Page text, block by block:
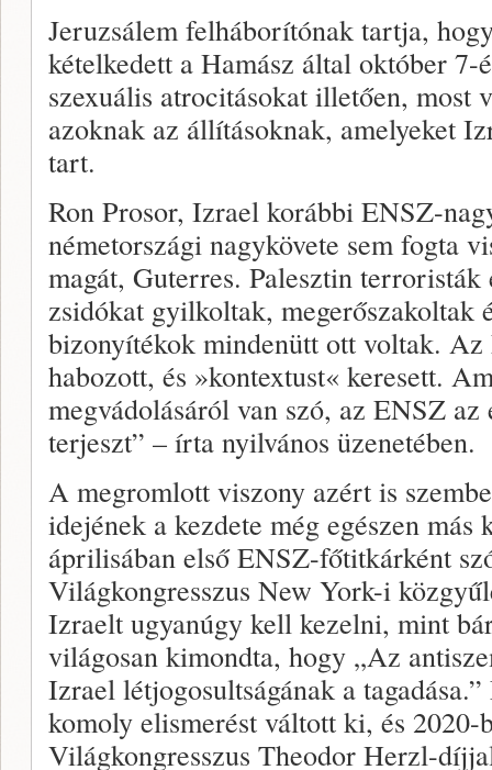
Jeruzsálem felháborítónak tartja,
kételkedett a Hamász által október
szexuális atrocitásokat illetően, most
azoknak az állításoknak, amelyeket
tart.
Ron Prosor, Izrael korábbi ENSZ-
németországi nagykövete sem fogta
magát, Guterres. Palesztin
zsidókat gyilkoltak, megerőszakoltak
bizonyítékok mindenütt ott voltak.
habozott, és »kontextust« keresett.
megvádolásáról van szó, az ENSZ
terjeszt” – írta nyilvános üzenetében.
A megromlott viszony azért is
idejének a kezdete még egészen más
áprilisában első ENSZ-főtitkárként
Világkongresszus New York-i
Izraelt ugyanúgy kell kezelni, mint
világosan kimondta, hogy „Az
Izrael létjogosultságának a
komoly elismerést váltott ki, és 2020-
Világkongresszus Theodor Herzl-